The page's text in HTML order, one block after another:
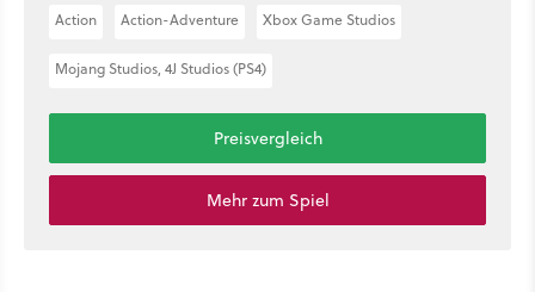
Action Action-Adventure Xbox Game Studios
Mojang Studios, 4J Studios (PS4)
Preisvergleich
Mehr zum Spiel